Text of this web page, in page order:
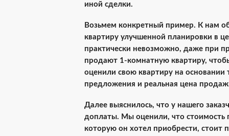
иной сделки.
Возьмем конкретный пример. К нам
квартиру улучшенной планировки в
практически невозможно, даже при
продают 1-комнатную квартиру,
оценили свою квартиру на
предложения и реальная цена
Далее выяснилось, что у нашего
доплаты. Мы оценили, что
которую он хотел приобрести,